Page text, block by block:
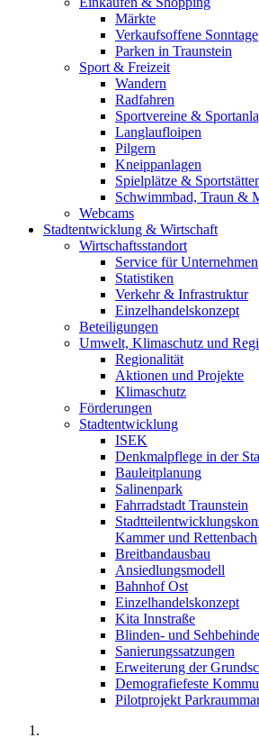
Märkte
Verkaufsoffene Sonntage
Parken in Traunstein
Sport & Freizeit
Wandern
Radfahren
Sportvereine &
Langlaufloipen
Pilgern
Kneippanlagen
Spielplätze &
Schwimmbad, Traun &
Webcams
Stadtentwicklung & Wirtschaft
Wirtschaftsstandort
Service für Unternehmen
Statistiken
Verkehr & Infrastruktur
Einzelhandelskonzept
Beteiligungen
Umwelt, Klimaschutz und
Regionalität
Aktionen und Projekte
Klimaschutz
Förderungen
Stadtentwicklung
ISEK
Denkmalpflege in der
Bauleitplanung
Salinenpark
Fahrradstadt Traunstein
Kammer und Rettenbach
Breitbandausbau
Ansiedlungsmodell
Bahnhof Ost
Einzelhandelskonzept
Kita Innstraße
Blinden- und
Sanierungssatzungen
Erweiterung der
Demografiefeste
Pilotprojekt